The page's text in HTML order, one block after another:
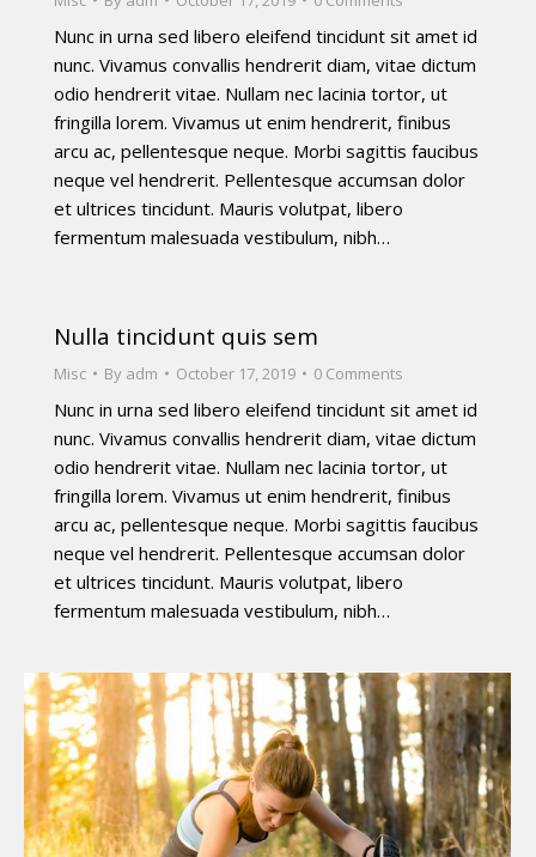
Nunc in urna sed libero eleifend tincidunt sit amet id
nunc. Vivamus convallis hendrerit diam, vitae dictum
odio hendrerit vitae. Nullam nec lacinia tortor, ut
fringilla lorem. Vivamus ut enim hendrerit, finibus
arcu ac, pellentesque neque. Morbi sagittis faucibus
neque vel hendrerit. Pellentesque accumsan dolor
et ultrices tincidunt. Mauris volutpat, libero
fermentum malesuada vestibulum, nibh…
Nulla tincidunt quis sem
Misc By adm October 17, 2019 0 Comments
Nunc in urna sed libero eleifend tincidunt sit amet id
nunc. Vivamus convallis hendrerit diam, vitae dictum
odio hendrerit vitae. Nullam nec lacinia tortor, ut
fringilla lorem. Vivamus ut enim hendrerit, finibus
arcu ac, pellentesque neque. Morbi sagittis faucibus
neque vel hendrerit. Pellentesque accumsan dolor
et ultrices tincidunt. Mauris volutpat, libero
fermentum malesuada vestibulum, nibh…